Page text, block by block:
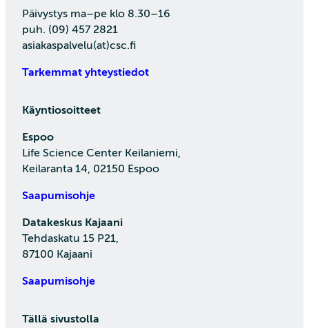
Päivystys ma–pe klo 8.30–16
puh. (09) 457 2821
asiakaspalvelu(at)csc.fi
Tarkemmat yhteystiedot
Käyntiosoitteet
Espoo
Life Science Center Keilaniemi,
Keilaranta 14, 02150 Espoo
Saapumisohje
Datakeskus Kajaani
Tehdaskatu 15 P21,
87100 Kajaani
Saapumisohje
Tällä sivustolla